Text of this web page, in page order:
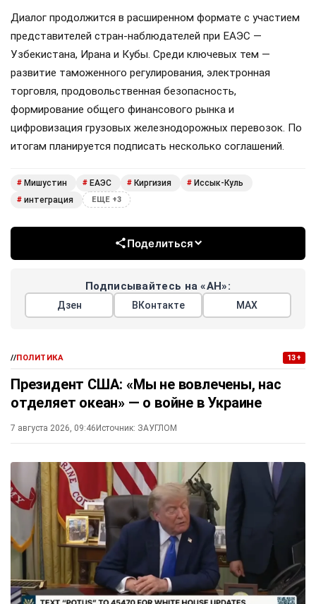
Диалог продолжится в расширенном формате с участием
представителей стран-наблюдателей при ЕАЭС —
Узбекистана, Ирана и Кубы. Среди ключевых тем —
развитие таможенного регулирования, электронная
торговля, продовольственная безопасность,
формирование общего финансового рынка и
цифровизация грузовых железнодорожных перевозок. По
итогам планируется подписать несколько соглашений.
# Мишустин # ЕАЭС # Киргизия # Иссык-Куль
# интеграция ЕЩЕ +3
Поделиться
Подписывайтесь на «АН»:
Дзен ВКонтакте МАХ
//ПОЛИТИКА 13+
Президент США: «Мы не вовлечены, нас
отделяет океан» — о войне в Украине
7 августа 2026, 09:46Источник: ЗАУГЛОМ